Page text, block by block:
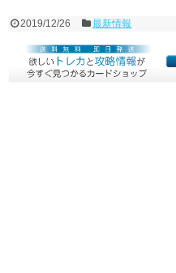
2019/12/26 最新情報